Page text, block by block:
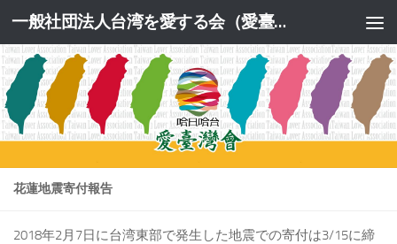
コンテンツへスキップ 一般社団法人台湾を愛する会（愛臺灣會）公式サイト
花蓮地震寄付報告
2018年2月7日に台湾東部で発生した地震での寄付は3/15に締